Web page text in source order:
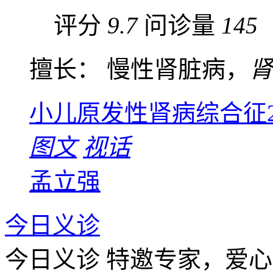
评分 9.7 问诊量 145
擅长： 慢性肾脏病，
小儿原发性肾病综合征
图文 视话
孟立强
今日义诊
今日义诊 特邀专家，爱